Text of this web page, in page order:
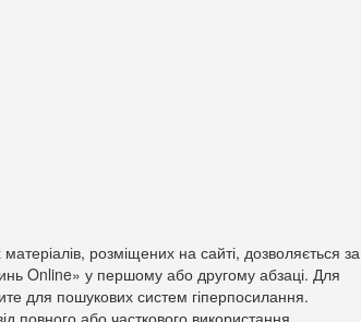
розміщених на сайті, дозволяється за
Online» у першому або другому абзаці. Для
для пошукових систем гіперпосилання.